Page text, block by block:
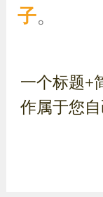
子。
一个标题+
作属于您